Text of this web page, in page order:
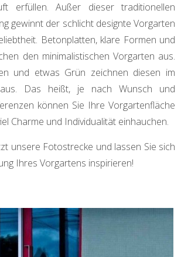
erfüllen. Außer dieser traditionellen
gewinnt der schlicht designte Vorgarten
Betonplatten, klare Formen und
den minimalistischen Vorgarten aus.
und etwas Grün zeichnen diesen im
Das heißt, je nach Wunsch und
können Sie Ihre Vorgartenfläche
Charme und Individualität einhauchen.
unsere Fotostrecke und lassen Sie sich
Ihres Vorgartens inspirieren!